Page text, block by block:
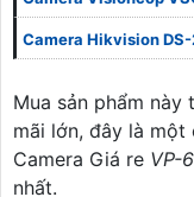
Camera Hikvision
Mua sản phẩm này
mãi lớn, đây là
Camera Giá re VP-
nhất.